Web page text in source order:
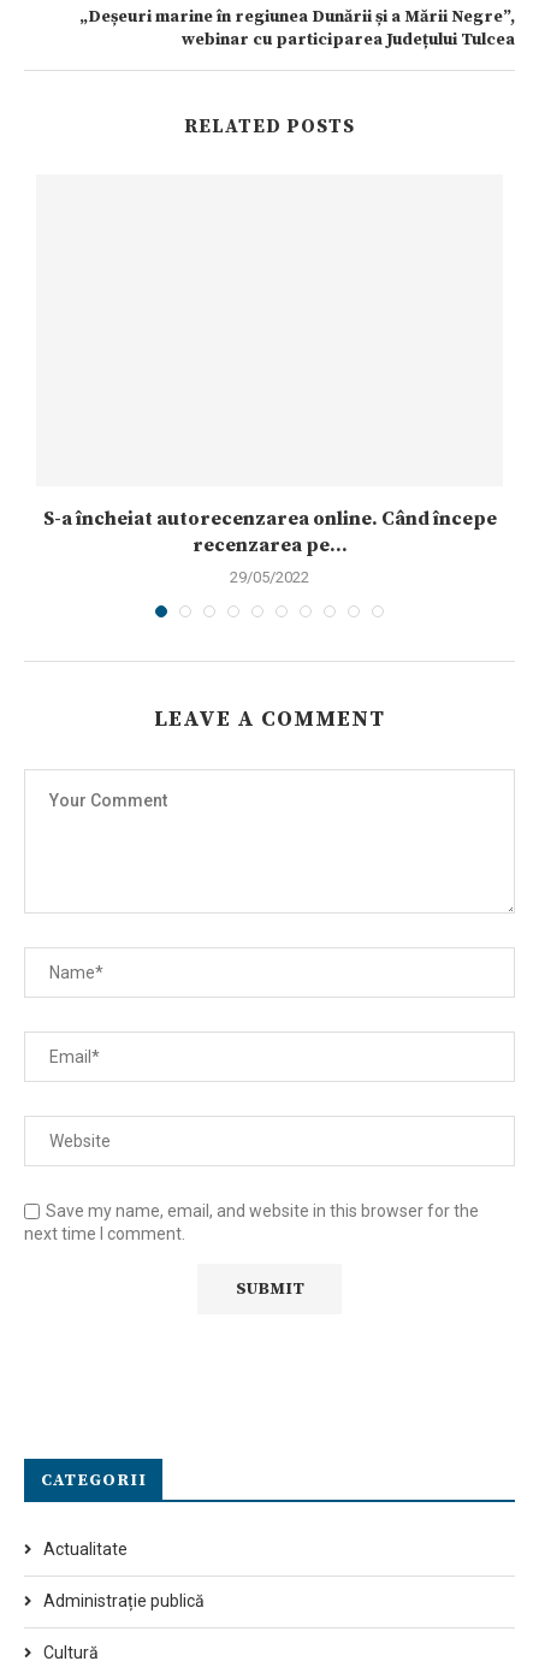
„Deșeuri marine în regiunea Dunării și a Mării Negre”,
webinar cu participarea Județului Tulcea
RELATED POSTS
S-a încheiat autorecenzarea online. Când începe
recenzarea pe...
29/05/2022
LEAVE A COMMENT
Save my name, email, and website in this browser for the
next time I comment.
CATEGORII
Actualitate
Administrație publică
Cultură